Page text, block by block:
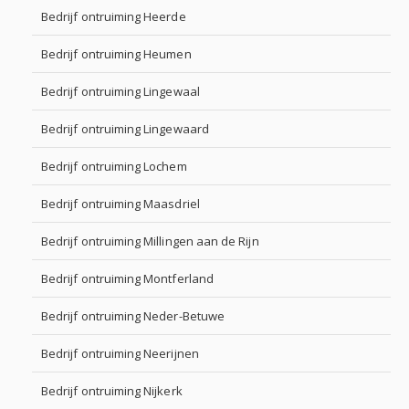
Bedrijf ontruiming Heerde
Bedrijf ontruiming Heumen
Bedrijf ontruiming Lingewaal
Bedrijf ontruiming Lingewaard
Bedrijf ontruiming Lochem
Bedrijf ontruiming Maasdriel
Bedrijf ontruiming Millingen aan de Rijn
Bedrijf ontruiming Montferland
Bedrijf ontruiming Neder-Betuwe
Bedrijf ontruiming Neerijnen
Bedrijf ontruiming Nijkerk